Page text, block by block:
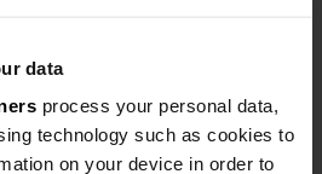
data
process your personal data,
technology such as cookies to
on your device in order to
4
Copie